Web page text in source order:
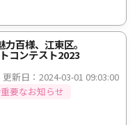
百様、江東区。
コンテスト2023
更新日：2024-03-01 09:03:00
要なお知らせ